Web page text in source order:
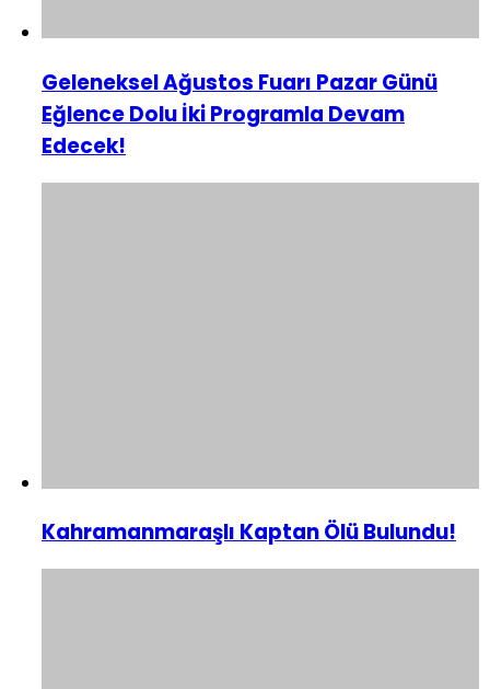
Geleneksel Ağustos Fuarı Pazar Günü
Eğlence Dolu İki Programla Devam
Edecek!
Kahramanmaraşlı Kaptan Ölü Bulundu!